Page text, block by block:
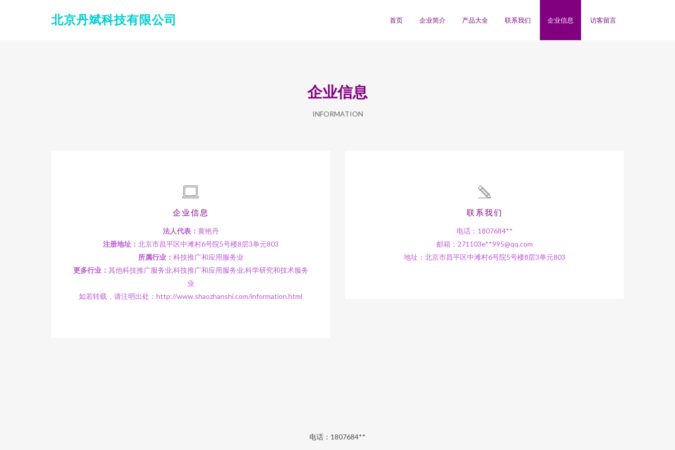
北京丹斌科技有限公司 首页 企业简介 产品大全 联系我们 企业信息 访客留言
企业信息
INFORMATION
企业信息
法人代表： 黄艳丹
注册地址： 北京市昌平区中滩村6号院5号楼8层3单元803
所属行业： 科技推广和应用服务业
更多行业： 其他科技推广服务业,科技推广和应用服务业,科学研究和技术服务
业
如若转载，请注明出处：http://www.shaozhanshi.com/information.html
联系我们
电话：1807684**
邮箱：271103e**995@qq.com
地址：北京市昌平区中滩村6号院5号楼8层3单元803
电话：1807684**